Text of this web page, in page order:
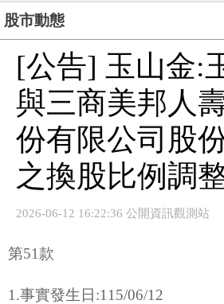
股市動態
[公告] 玉山金:
與三商美邦人
份有限公司股
之換股比例調
2026-06-12 16:22:36 公開資訊觀測站
第51款
1.事實發生日:115/06/12